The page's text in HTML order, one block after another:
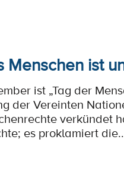
Menschen ist
ist „Tag der
der Vereinten
verkündet
es proklamiert